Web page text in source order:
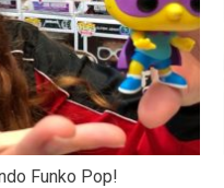
Funko Pop!